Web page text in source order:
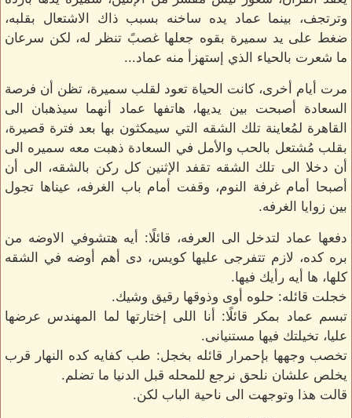
وترتجف، بينما عماد يده ساخنه بسبب ذاك الاشتعال بقلبه،
ضغط على يد سميرة بقوه جعلها غصبً تنظر له، لكن سرعان
ما شعرت بالحياء الذي إستهزأ منه عماد...
مرت أيام أخرى، كانت الحياة تعود لقلب سميرة، تظن أن فرصة
السعادة أصبحت بين يديها، هاتفها عماد أنهما سيذهبان الى
القاهرة لمُعاينة تلك الشقه التي سيمكثون بها بعد فترة قصيرة،
بقلب مُشتعل بالحب والأمل في السعادة ذهبت معه سميره الى
أن دخلا الى تلك الشقه تقفد الإثنين كل ركن بالشقه، الى أن
أصبحا أمام غرفة النوم، وقفت أمام باب الغرفه، عيناها تجول
بين زوايا الغرفه.
دفعها عماد لتدخل الى العرفه، قائلًا: أيه هتشوفي الاوضه من
بره كده، لازم تتفرجى عليها كويس، دى أهم أوضه في الشقه
كلها، ها أيه رأيك فيها.
خجلت قائله: حلوه أوى وذوقها رقيق وشيك.
تبسم عماد بمكر قائلًا: أنا اللى إختارتها لما المهندس عرضها
عليا، تخيلتك فيها مستنيانى.
تخصب وجهها بإحمرار قائله بخجل: طب كفايه كده النهار قرب
يخلص علشان نلحق نرجع للمحله قبل الدنيا ما تضلم.
قالت هذا وتوجهت الى ناحية الباب لكن.